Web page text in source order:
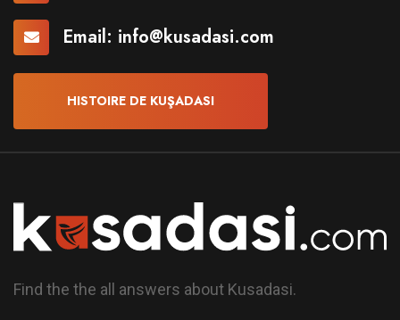
Email: info@kusadasi.com
HISTOIRE DE KUŞADASI
Find the the all answers about Kusadasi.